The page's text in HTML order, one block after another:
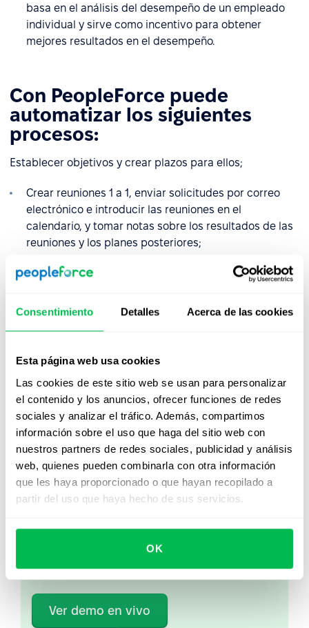
Consentimiento Detalles Acerca de las cookies
Esta página web usa cookies
Las cookies de este sitio web se usan para personalizar
el contenido y los anuncios, ofrecer funciones de redes
sociales y analizar el tráfico. Además, compartimos
información sobre el uso que haga del sitio web con
nuestros partners de redes sociales, publicidad y análisis
web, quienes pueden combinarla con otra información
que les haya proporcionado o que hayan recopilado a
partir del uso que haya hecho de sus servicios.
OK
basa en el análisis del desempeño de un empleado
individual y sirve como incentivo para obtener
mejores resultados en el desempeño.
Con PeopleForce puede
automatizar los siguientes
procesos:
Establecer objetivos y crear plazos para ellos;
Crear reuniones 1 a 1, enviar solicitudes por correo
electrónico e introducir las reuniones en el
calendario, y tomar notas sobre los resultados de las
reuniones y los planes posteriores;
Ajustar la frecuencia de las reuniones y automatizar
la programación de la convocatoria;
Establecer objetivos para la empresa, sus divisiones
divisiones.
Mirá PeopleForce en
acción
personas, descubrí cómo PeopleForce ayuda a
los equipos a automatizar procesos y ahorrar
Ver demo en vivo